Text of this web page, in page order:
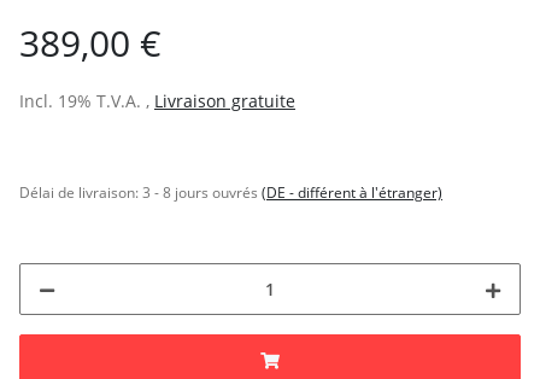
389,00 €
Incl. 19% T.V.A. , Livraison gratuite
Délai de livraison:3 - 8 jours ouvrés (DE - différent à l'étranger)